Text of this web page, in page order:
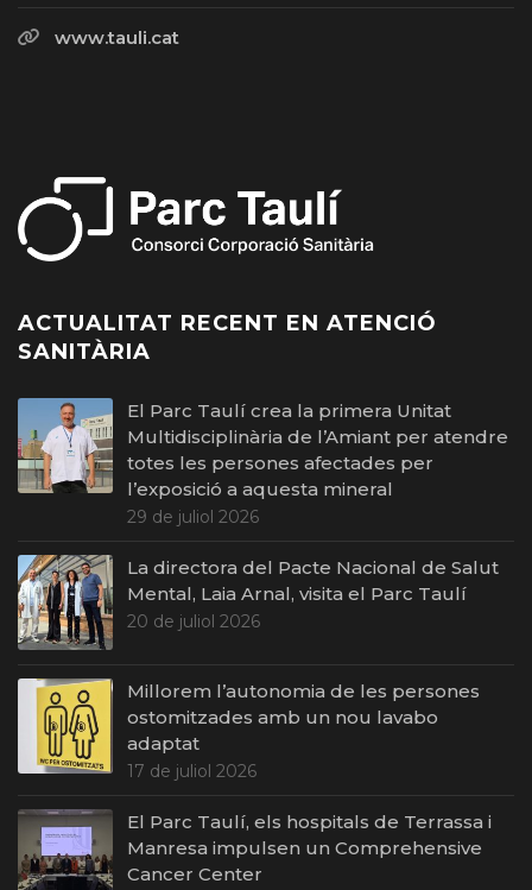
www.tauli.cat
ACTUALITAT RECENT EN ATENCIÓ
SANITÀRIA
El Parc Taulí crea la primera Unitat
Multidisciplinària de l’Amiant per atendre
totes les persones afectades per
l’exposició a aquesta mineral
29 de juliol 2026
La directora del Pacte Nacional de Salut
Mental, Laia Arnal, visita el Parc Taulí
20 de juliol 2026
Millorem l’autonomia de les persones
ostomitzades amb un nou lavabo
adaptat
17 de juliol 2026
El Parc Taulí, els hospitals de Terrassa i
Manresa impulsen un Comprehensive
Cancer Center